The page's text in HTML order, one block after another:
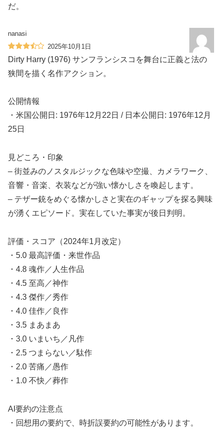
だ。
nanasi
2025年10月1日
Dirty Harry (1976) サンフランシスコを舞台に正義と法の
狭間を描く名作アクション。
公開情報
・米国公開日: 1976年12月22日 / 日本公開日: 1976年12月
25日
見どころ・印象
– 街並みのノスタルジックな色味や空撮、カメラワーク、
音響・音楽、衣装などが強い懐かしさを喚起します。
– テザー銃をめぐる懐かしさと実在のギャップを探る興味
が湧くエピソード。実在していた事実が後日判明。
評価・スコア（2024年1月改定）
・5.0 最高評価・来世作品
・4.8 魂作／人生作品
・4.5 至高／神作
・4.3 傑作／秀作
・4.0 佳作／良作
・3.5 まあまあ
・3.0 いまいち／凡作
・2.5 つまらない／駄作
・2.0 苦痛／愚作
・1.0 不快／葬作
AI要約の注意点
・回想用の要約で、時折誤要約の可能性があります。